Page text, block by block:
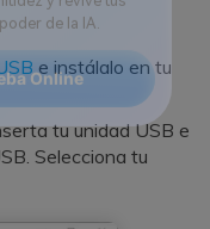
con IA
de la IA.
Online
e instálalo en tu
tu unidad USB e
Selecciona tu